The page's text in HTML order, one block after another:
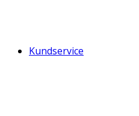
Kundservice